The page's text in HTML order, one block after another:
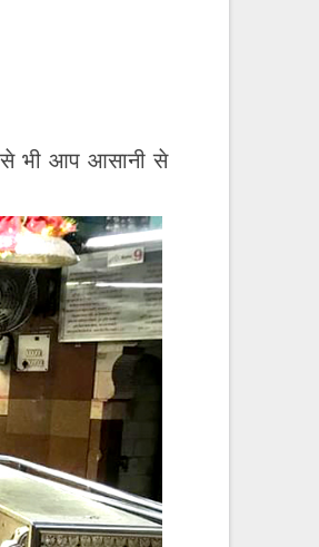
से भी आप आसानी से